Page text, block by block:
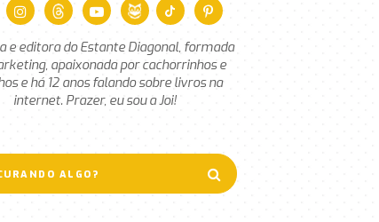
e editora do Estante Diagonal, formada
apaixonada por cachorrinhos e
e há 12 anos falando sobre livros na
internet. Prazer, eu sou a Joi!